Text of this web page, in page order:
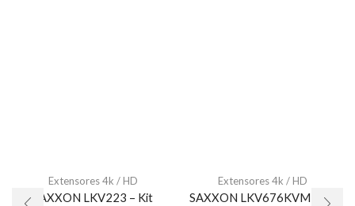
Extensores 4k / HD
SAXXON LKV223 – Kit
Extensores 4k / HD
SAXXON LKV676KVM-PI –